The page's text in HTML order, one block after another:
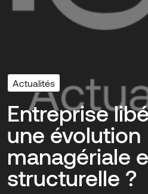
Actualités
Entreprise
une évolution
managériale
structurelle ?